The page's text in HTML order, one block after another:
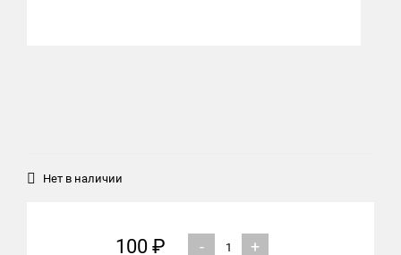
Нет в наличии
100 ₽ - +